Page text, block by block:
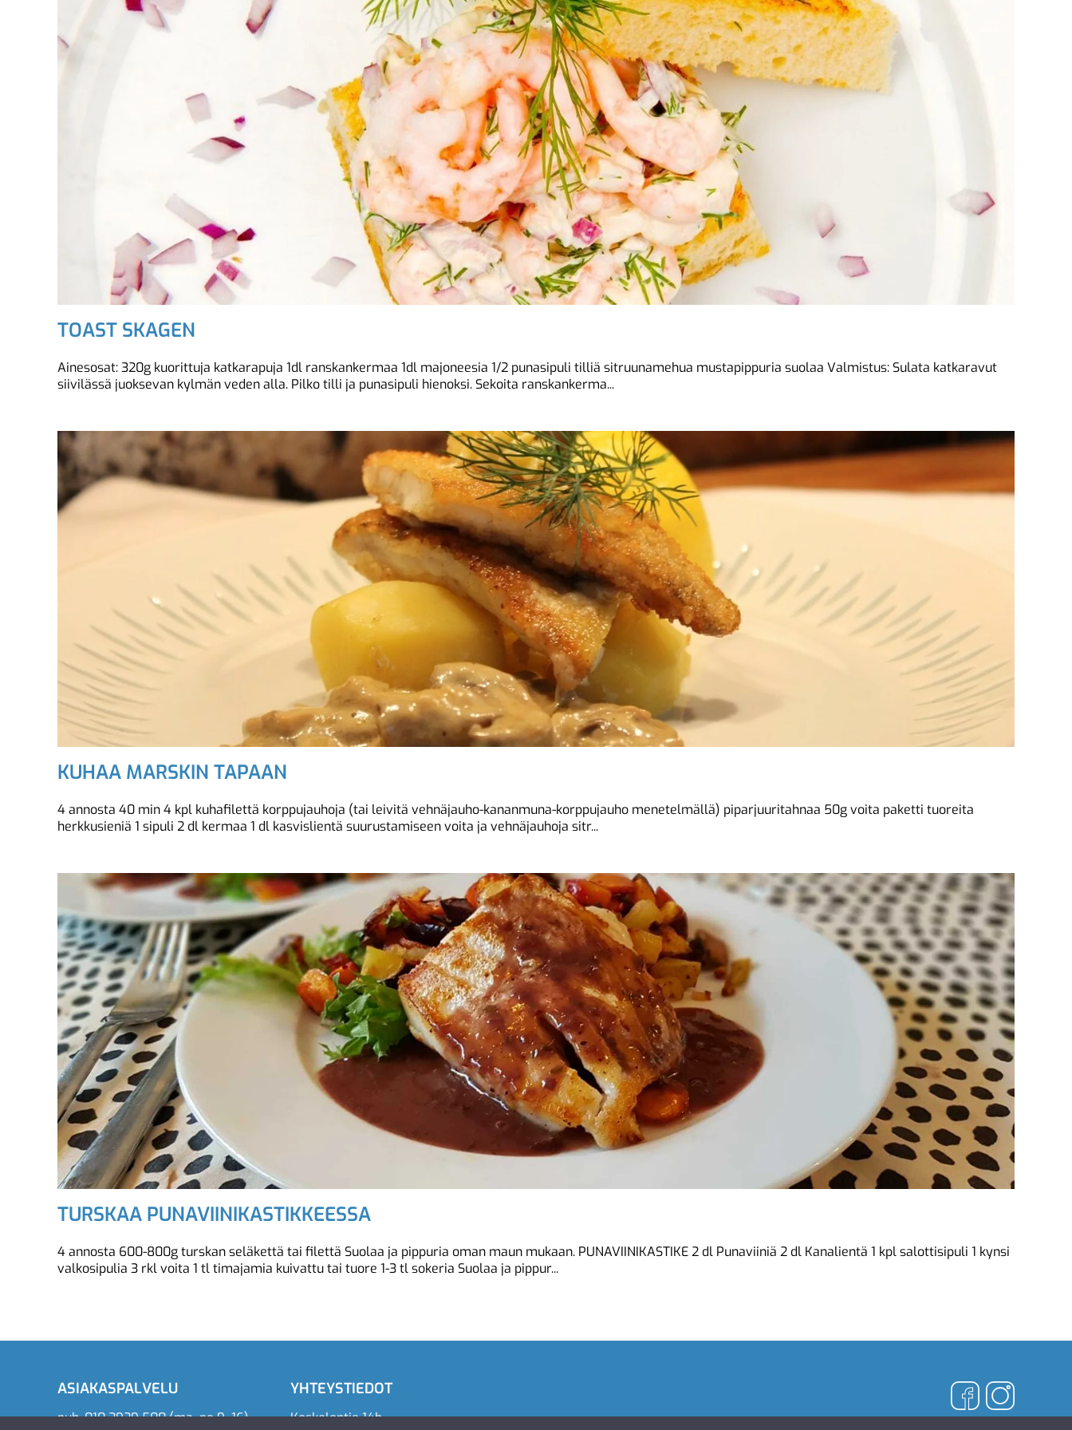
TOAST SKAGEN
Ainesosat: 320g kuorittuja katkarapuja 1dl ranskankermaa 1dl majoneesia 1/2 punasipuli tilliä sitruunamehua mustapippuria suolaa Valmistus: Sulata katkaravut
siivilässä juoksevan kylmän veden alla. Pilko tilli ja punasipuli hienoksi. Sekoita ranskankerma...
KUHAA MARSKIN TAPAAN
4 annosta 40 min 4 kpl kuhafilettä korppujauhoja (tai leivitä vehnäjauho-kananmuna-korppujauho menetelmällä) piparjuuritahnaa 50g voita paketti tuoreita
herkkusieniä 1 sipuli 2 dl kermaa 1 dl kasvislientä suurustamiseen voita ja vehnäjauhoja sitr...
TURSKAA PUNAVIINIKASTIKKEESSA
4 annosta 600-800g turskan seläkettä tai filettä Suolaa ja pippuria oman maun mukaan. PUNAVIINIKASTIKE 2 dl Punaviiniä 2 dl Kanalientä 1 kpl salottisipuli 1 kynsi
valkosipulia 3 rkl voita 1 tl timajamia kuivattu tai tuore 1-3 tl sokeria Suolaa ja pippur...
ASIAKASPALVELU
puh.010 2929 500(ma–pe 9–16)
YHTEYSTIEDOT
Koskelontie 14b